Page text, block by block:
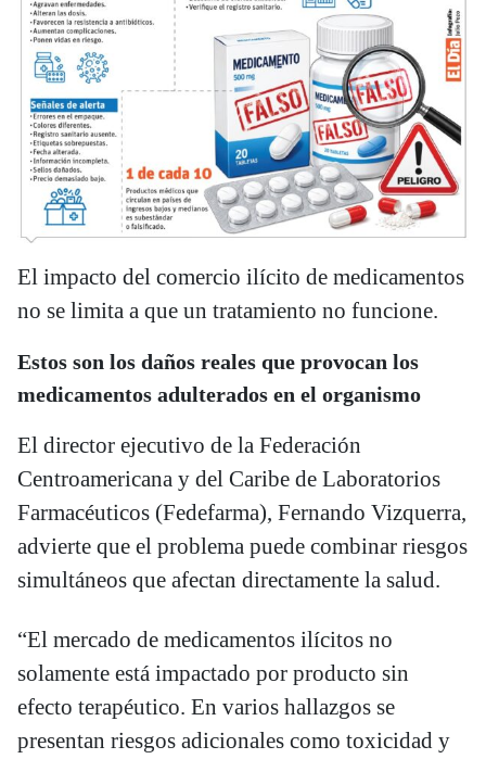
El impacto del comercio ilícito de medicamentos
no se limita a que un tratamiento no funcione.
Estos son los daños reales que provocan los
medicamentos adulterados en el organismo
El director ejecutivo de la Federación
Centroamericana y del Caribe de Laboratorios
Farmacéuticos (Fedefarma), Fernando Vizquerra,
advierte que el problema puede combinar riesgos
simultáneos que afectan directamente la salud.
“El mercado de medicamentos ilícitos no
solamente está impactado por producto sin
efecto terapéutico. En varios hallazgos se
presentan riesgos adicionales como toxicidad y